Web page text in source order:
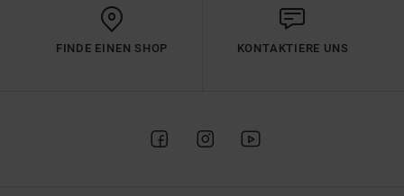
FINDE EINEN SHOP KONTAKTIERE UNS